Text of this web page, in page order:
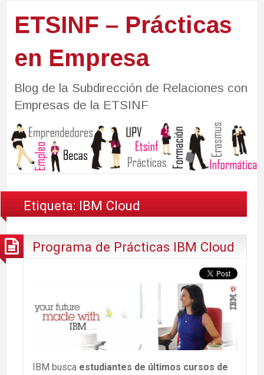
ETSINF – Prácticas
en Empresa
Blog de la Subdirección de Relaciones con
Empresas de la ETSINF
Etiqueta: IBM Cloud
Programa de Prácticas IBM Cloud
IBM busca estudiantes de últimos cursos de